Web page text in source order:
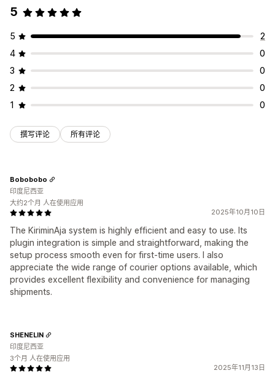
5
5
2
4
0
3
0
2
0
1
0
撰写评论 所有评论
2025年10月10日
The KiriminAja system is highly efficient and easy to use. Its
plugin integration is simple and straightforward, making the
setup process smooth even for first-time users. I also
appreciate the wide range of courier options available, which
provides excellent flexibility and convenience for managing
shipments.
Bobobobo
印度尼西亚
大约2个月 人在使用应用
2025年11月13日
SHENELIN
印度尼西亚
3个月 人在使用应用